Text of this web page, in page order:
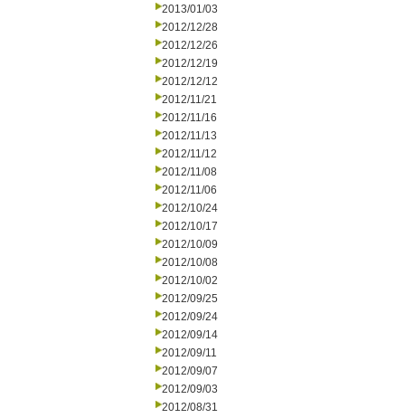
2013/01/03
2012/12/28
2012/12/26
2012/12/19
2012/12/12
2012/11/21
2012/11/16
2012/11/13
2012/11/12
2012/11/08
2012/11/06
2012/10/24
2012/10/17
2012/10/09
2012/10/08
2012/10/02
2012/09/25
2012/09/24
2012/09/14
2012/09/11
2012/09/07
2012/09/03
2012/08/31